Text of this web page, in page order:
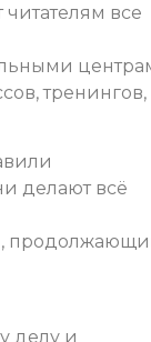
все
тренингов,
делают всё
делу и